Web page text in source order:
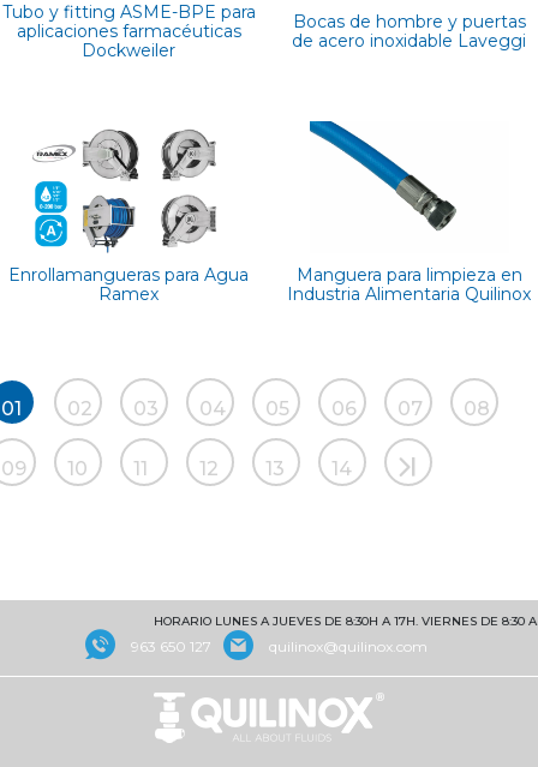
Tubo y fitting ASME-BPE para
aplicaciones farmacéuticas
Dockweiler
Bocas de hombre y puertas
de acero inoxidable Laveggi
Enrollamangueras para Agua
Ramex
Manguera para limpieza en
Industria Alimentaria Quilinox
01 02 03 04 05 06 07 08
09 10 11 12 13 14
HORARIO LUNES A JUEVES DE 8:30H A 17H. VIERNES DE 8:30 A
963 650 127 quilinox@quilinox.com